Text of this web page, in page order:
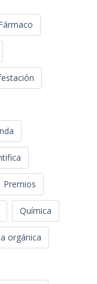
Premios
Química
orgánica